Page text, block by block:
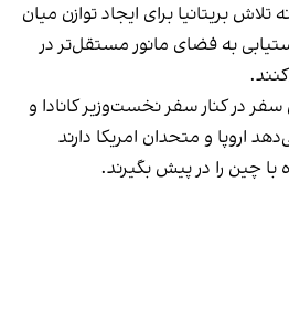
تلاش بریتانیا برای ایجاد توازن میان
به فضای مانور مستقل‌تر در
سفر در کنار سفر نخست‌وزیر کانادا و
اروپا و متحدان امریکا دارند
با چین را در پیش بگیرند.